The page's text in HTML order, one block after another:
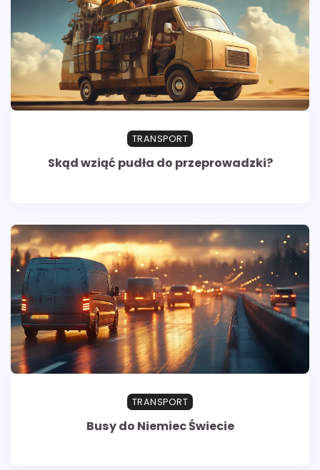
TRANSPORT
Skąd wziąć pudła do przeprowadzki?
TRANSPORT
Busy do Niemiec Świecie